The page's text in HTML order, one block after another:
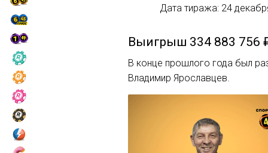
Дата тиража: 24
Выигрыш 334 883 756
В конце прошлого года был
Владимир Ярославцев.